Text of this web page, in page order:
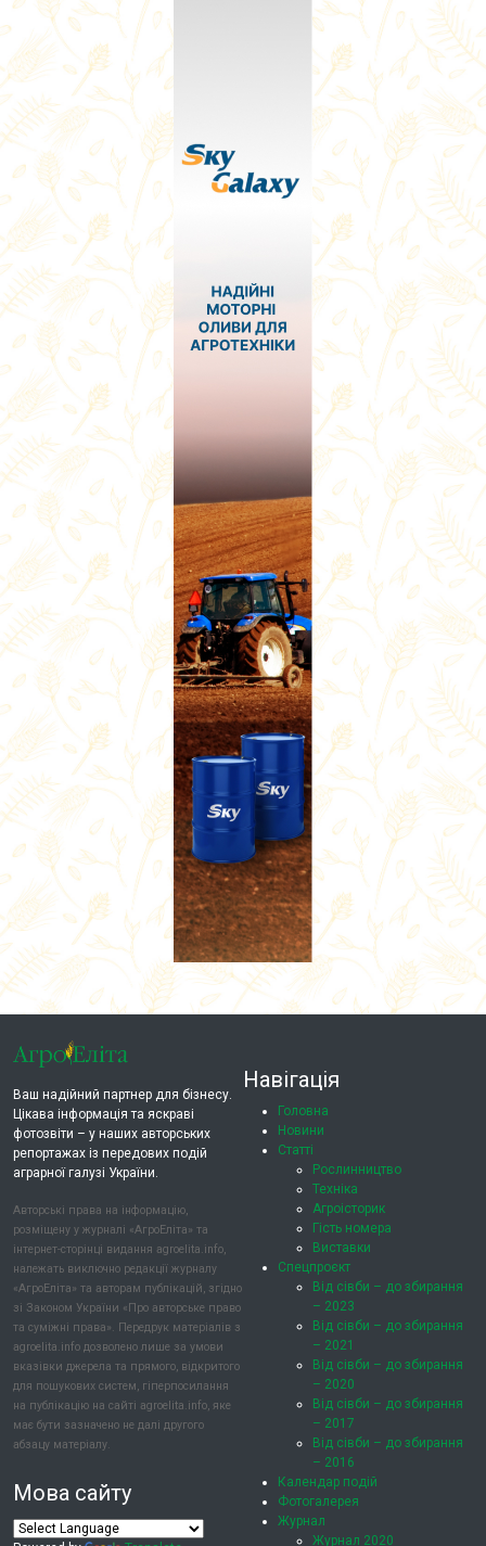
Ваш надійний партнер для бізнесу.
Цікава інформація та яскраві
фотозвіти – у наших авторських
репортажах із передових подій
аграрної галузі України.
Авторські права на інформацію,
розміщену у журналі «АгроЕліта» та
інтернет-сторінці видання agroelita.info,
належать виключно редакції журналу
«АгроЕліта» та авторам публікацій, згідно
зі Законом України «Про авторське право
та суміжні права». Передрук матеріалів з
agroelita.info дозволено лише за умови
вказівки джерела та прямого, відкритого
для пошукових систем, гіперпосилання
на публікацію на сайті agroelita.info, яке
має бути зазначено не далі другого
абзацу матеріалу.
Мова сайту
Навігація
Головна
Новини
Статті
Рослинництво
Техніка
Агроісторик
Гість номера
Виставки
Спецпроєкт
Від сівби – до збирання
– 2023
Від сівби – до збирання
– 2021
Від сівби – до збирання
– 2020
Від сівби – до збирання
– 2017
Від сівби – до збирання
– 2016
Календар подій
Фотогалерея
Журнал
Журнал 2020